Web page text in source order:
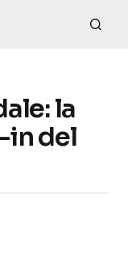
la
in del